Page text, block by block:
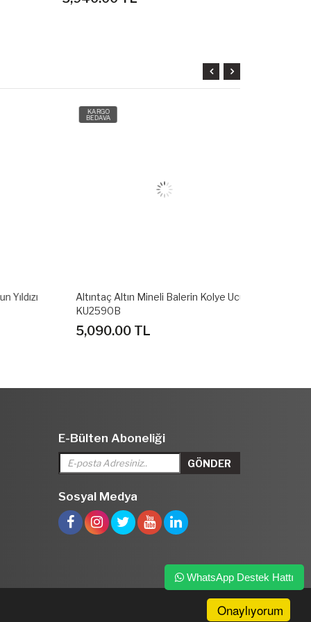
Onaylıyorum
BEDAVA
Altıntaç Altın Mineli Balerin Kolye Ucu
KU2590B
5,090.00 TL
E-Bülten Aboneliği
Sosyal Medya
WhatsApp Destek Hattı